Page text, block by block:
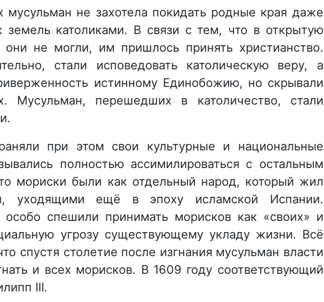
мусульман не захотела покидать родные края даже
земель католиками. В связи с тем, что в открытую
они не могли, им пришлось принять христианство.
стали исповедовать католическую веру, а
истинному Единобожию, но скрывали
Мусульман, перешедших в католичество, стали
при этом свои культурные и национальные
полностью ассимилироваться с остальным
мориски были как отдельный народ, который жил
уходящими ещё в эпоху исламской Испании.
спешили принимать морисков как «своих» и
угрозу существующему укладу жизни. Всё
спустя столетие после изгнания мусульман власти
и всех морисков. В 1609 году соответствующий
III.